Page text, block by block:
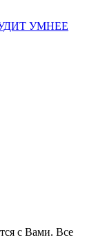
УМНЕЕ
с Вами. Все